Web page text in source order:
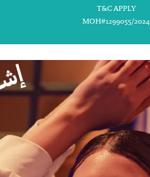
T&C APPLY
MOH#1299055/2024